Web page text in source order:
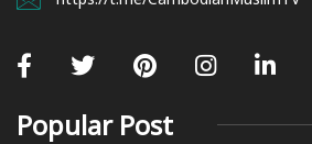
Popular Post